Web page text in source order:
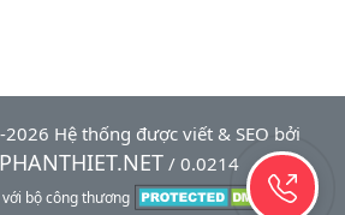
Hệ thống được viết & SEO bởi
/ 0.0214
bộ công thương